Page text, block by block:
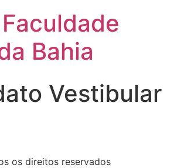
Bahia
Vestibular
os direitos reservados